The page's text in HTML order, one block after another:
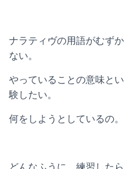
ナラティヴの用語がむず
ない。
やっていることの意味と
験したい。
何をしようとしているの。